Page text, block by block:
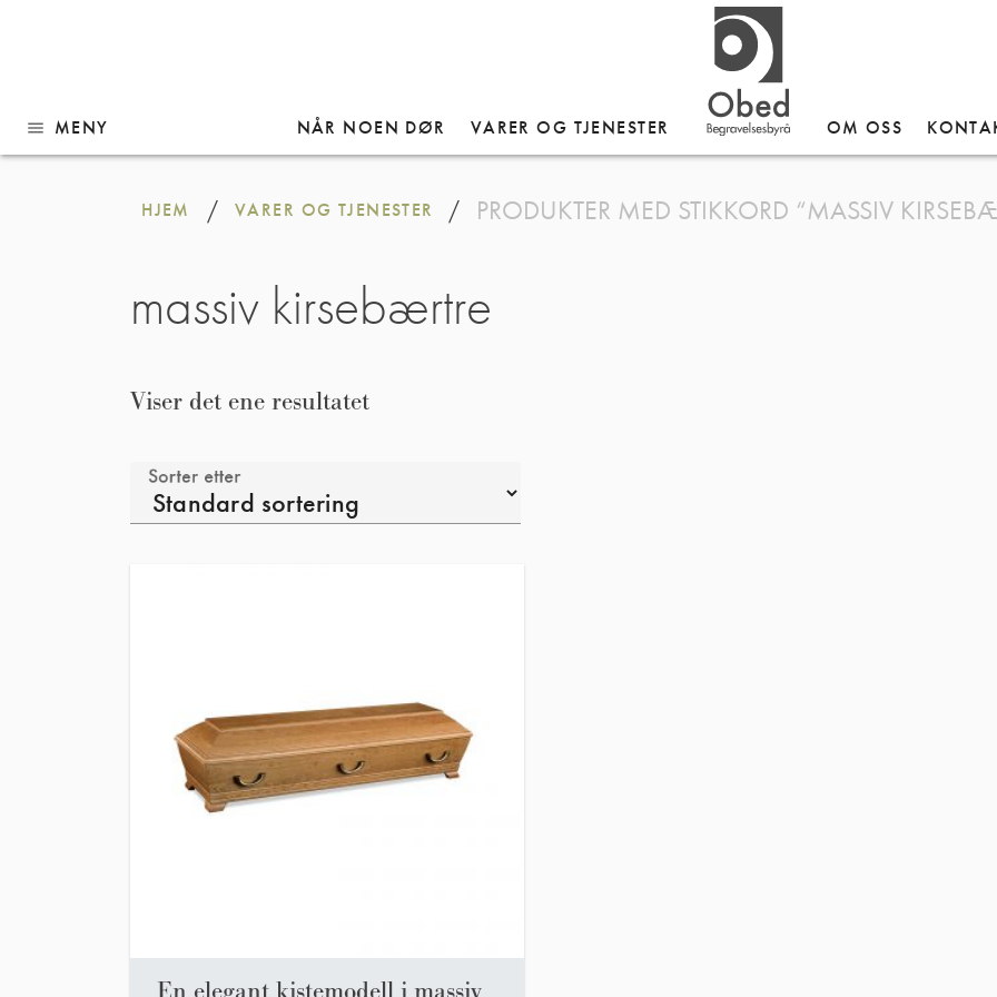
menu MENY NÅR NOEN DØR VARER OG TJENESTER OM OSS
Gå
HJEM / VARER OG TJENESTER / PRODUKTER MED STIKKORD “MASSIV
massiv kirsebærtre
Viser det ene resultatet
Sorter etter